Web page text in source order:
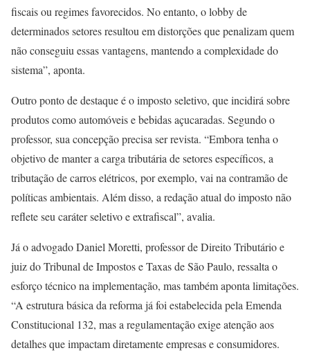
fiscais ou regimes favorecidos. No entanto, o lobby de
determinados setores resultou em distorções que penalizam quem
não conseguiu essas vantagens, mantendo a complexidade do
sistema”, aponta.
Outro ponto de destaque é o imposto seletivo, que incidirá sobre
produtos como automóveis e bebidas açucaradas. Segundo o
professor, sua concepção precisa ser revista. “Embora tenha o
objetivo de manter a carga tributária de setores específicos, a
tributação de carros elétricos, por exemplo, vai na contramão de
políticas ambientais. Além disso, a redação atual do imposto não
reflete seu caráter seletivo e extrafiscal”, avalia.
Já o advogado Daniel Moretti, professor de Direito Tributário e
juiz do Tribunal de Impostos e Taxas de São Paulo, ressalta o
esforço técnico na implementação, mas também aponta limitações.
“A estrutura básica da reforma já foi estabelecida pela Emenda
Constitucional 132, mas a regulamentação exige atenção aos
detalhes que impactam diretamente empresas e consumidores.